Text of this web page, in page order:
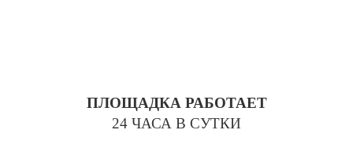
ПЛОЩАДКА РАБОТАЕТ
24 ЧАСА В СУТКИ